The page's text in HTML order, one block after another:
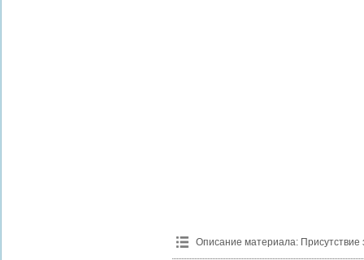
Описание материала: Присутствие